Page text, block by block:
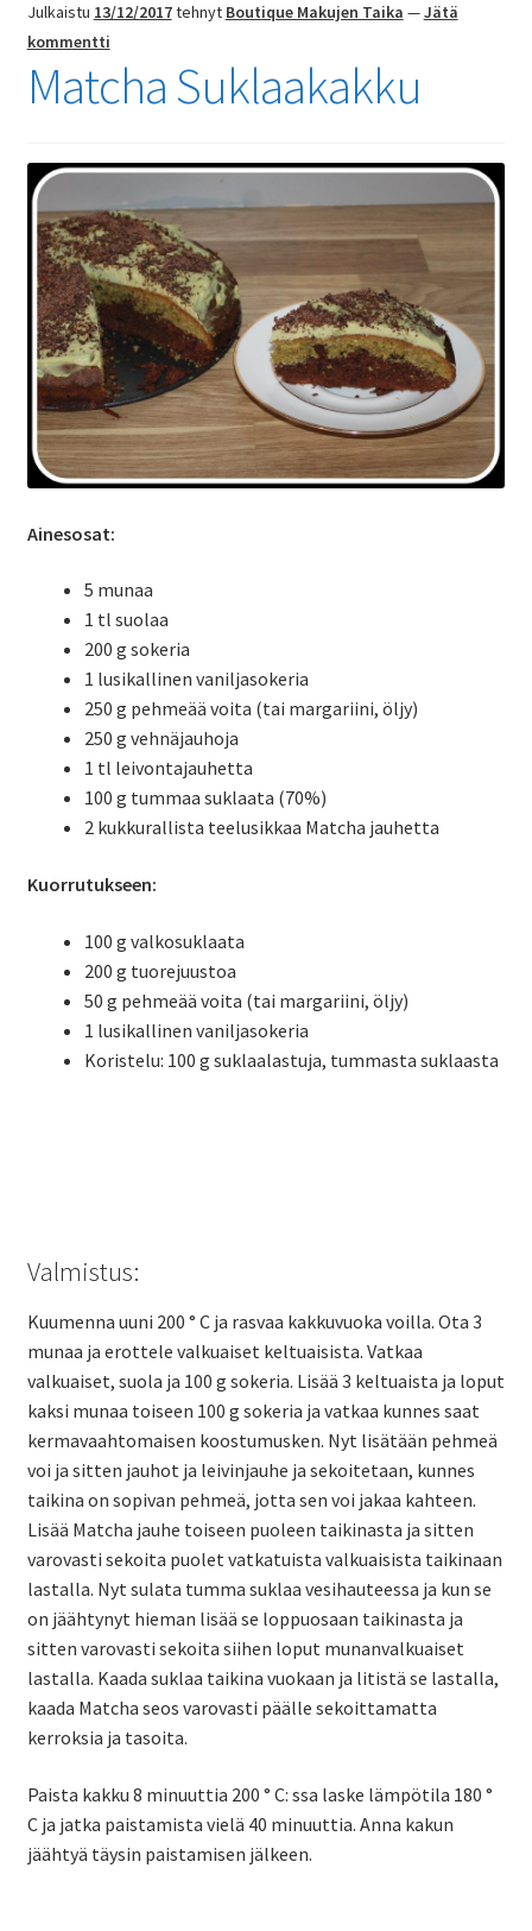
Julkaistu 13/12/2017tehnyt Boutique Makujen Taika —Jätä
kommentti
Matcha Suklaakakku
Ainesosat:
5 munaa
1 tl suolaa
200 g sokeria
1 lusikallinen vaniljasokeria
250 g pehmeää voita (tai margariini, öljy)
250 g vehnäjauhoja
1 tl leivontajauhetta
100 g tummaa suklaata (70%)
2 kukkurallista teelusikkaa Matcha jauhetta
Kuorrutukseen:
100 g valkosuklaata
200 g tuorejuustoa
50 g pehmeää voita (tai margariini, öljy)
1 lusikallinen vaniljasokeria
Koristelu: 100 g suklaalastuja, tummasta suklaasta
Valmistus:
Kuumenna uuni 200 ° C ja rasvaa kakkuvuoka voilla. Ota 3
munaa ja erottele valkuaiset keltuaisista. Vatkaa
valkuaiset, suola ja 100 g sokeria. Lisää 3 keltuaista ja loput
kaksi munaa toiseen 100 g sokeria ja vatkaa kunnes saat
kermavaahtomaisen koostumusken. Nyt lisätään pehmeä
voi ja sitten jauhot ja leivinjauhe ja sekoitetaan, kunnes
taikina on sopivan pehmeä, jotta sen voi jakaa kahteen.
Lisää Matcha jauhe toiseen puoleen taikinasta ja sitten
varovasti sekoita puolet vatkatuista valkuaisista taikinaan
lastalla. Nyt sulata tumma suklaa vesihauteessa ja kun se
on jäähtynyt hieman lisää se loppuosaan taikinasta ja
sitten varovasti sekoita siihen loput munanvalkuaiset
lastalla. Kaada suklaa taikina vuokaan ja litistä se lastalla,
kaada Matcha seos varovasti päälle sekoittamatta
kerroksia ja tasoita.
Paista kakku 8 minuuttia 200 ° C: ssa laske lämpötila 180 °
C ja jatka paistamista vielä 40 minuuttia. Anna kakun
jäähtyä täysin paistamisen jälkeen.